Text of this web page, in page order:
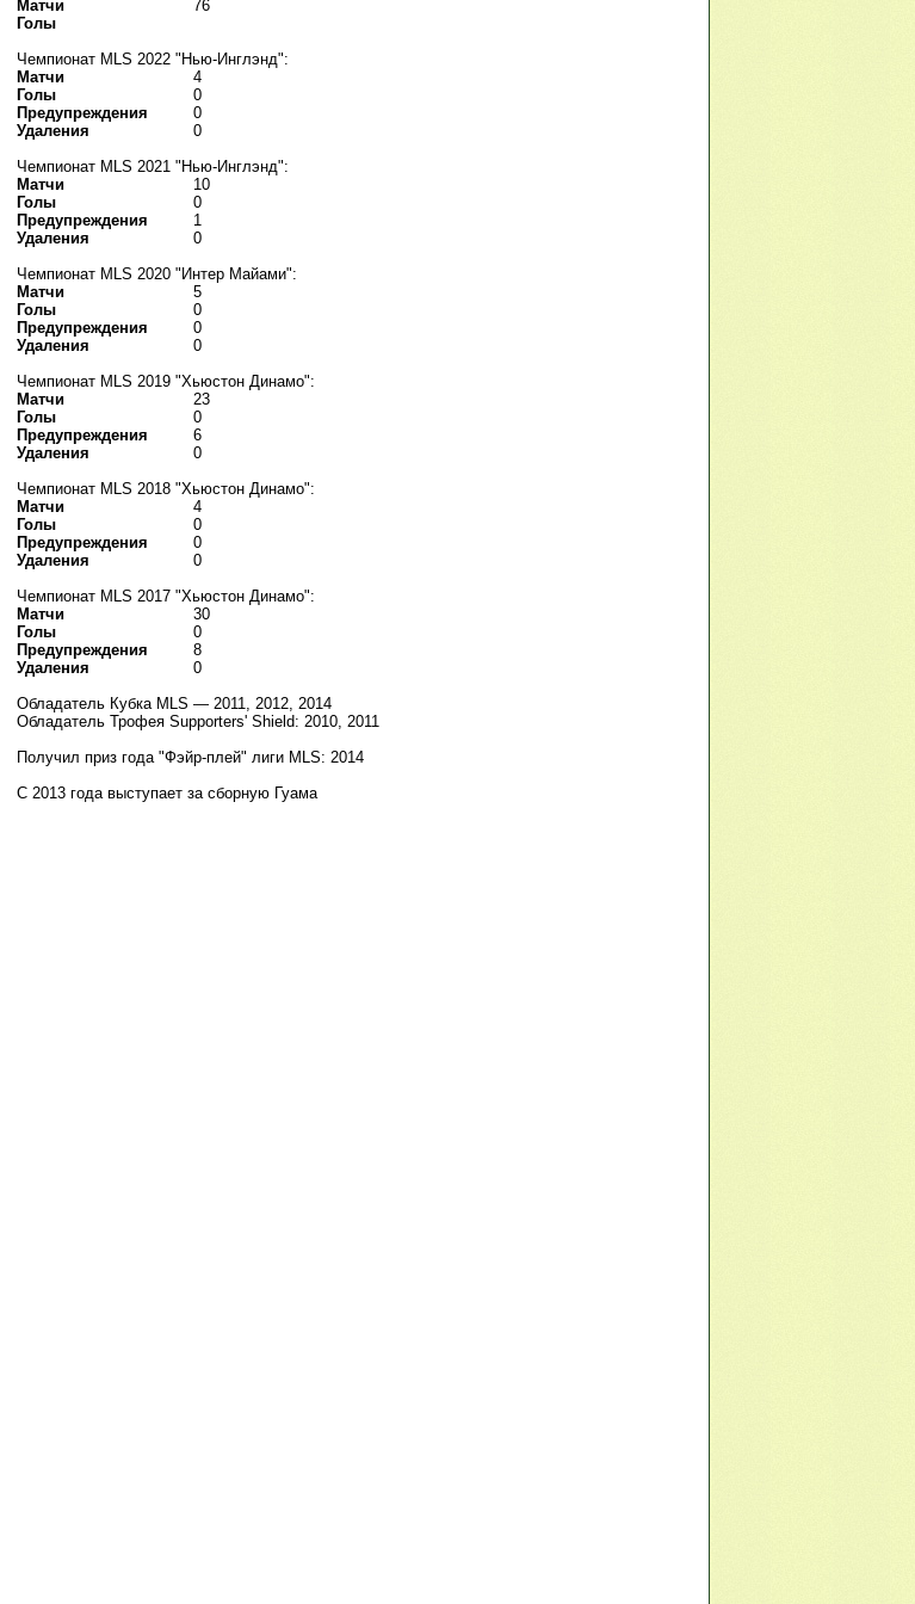
Матчи
76
Голы
Чемпионат MLS 2022 "Нью-Инглэнд":
Матчи
4
Голы
0
Предупреждения
0
Удаления
0
Чемпионат MLS 2021 "Нью-Инглэнд":
Матчи
10
Голы
0
Предупреждения
1
Удаления
0
Чемпионат MLS 2020 "Интер Майами":
Матчи
5
Голы
0
Предупреждения
0
Удаления
0
Чемпионат MLS 2019 "Хьюстон Динамо":
Матчи
23
Голы
0
Предупреждения
6
Удаления
0
Чемпионат MLS 2018 "Хьюстон Динамо":
Матчи
4
Голы
0
Предупреждения
0
Удаления
0
Чемпионат MLS 2017 "Хьюстон Динамо":
Матчи
30
Голы
0
Предупреждения
8
Удаления
0
Обладатель Кубка MLS — 2011, 2012, 2014
Обладатель Трофея Supporters' Shield: 2010, 2011
Получил приз года "Фэйр-плей" лиги MLS: 2014
С 2013 года выступает за сборную Гуама